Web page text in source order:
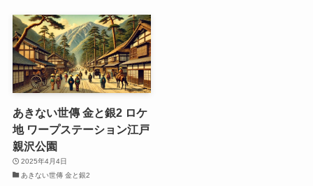
あきない世傳 金と銀2 ロケ
地 ワープステーション江戸
親沢公園
2025年4月4日
あきない世傳 金と銀2